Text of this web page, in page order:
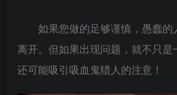
如果您做的足够谨慎，愚蠢
离开。但如果出现问题，就不只
还可能吸引吸血鬼猎人的注意！